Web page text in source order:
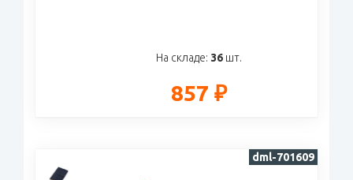
На складе: 36шт.
857 ₽
dml-701609